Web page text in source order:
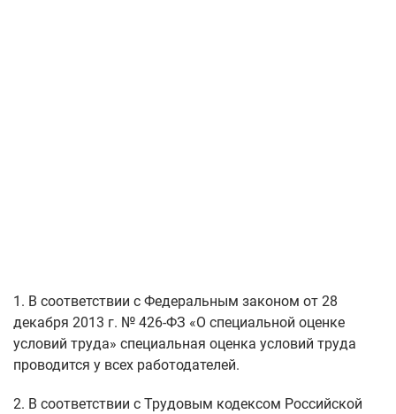
1. В соответствии с Федеральным законом от 28
декабря 2013 г. № 426-ФЗ «О специальной оценке
условий труда» специальная оценка условий труда
проводится у всех работодателей.
2. В соответствии с Трудовым кодексом Российской